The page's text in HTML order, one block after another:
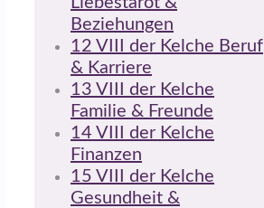
Beziehungen
12 VIII der Kelche Beruf
& Karriere
13 VIII der Kelche
Familie & Freunde
14 VIII der Kelche
Finanzen
15 VIII der Kelche
Gesundheit &